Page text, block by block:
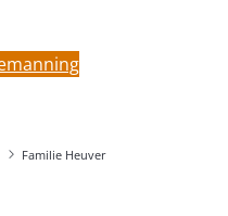
Familie Heuver